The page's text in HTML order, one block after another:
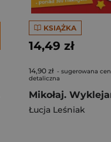
KSIĄŻKA
14,49 zł
14,90 zł - sugerowana
detaliczna
Mikołaj.
Łucja Leśniak